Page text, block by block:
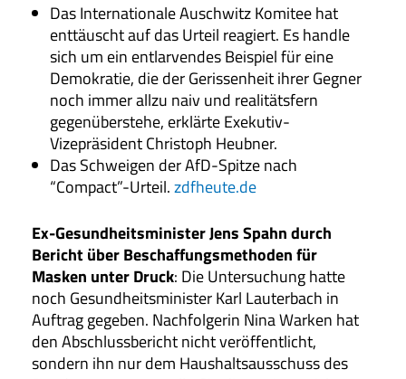
Das Internationale Auschwitz Komitee hat
enttäuscht auf das Urteil reagiert. Es handle
sich um ein entlarvendes Beispiel für eine
Demokratie, die der Gerissenheit ihrer Gegner
noch immer allzu naiv und realitätsfern
gegenüberstehe, erklärte Exekutiv-
Vizepräsident Christoph Heubner.
Das Schweigen der AfD-Spitze nach
“Compact”-Urteil.zdfheute.de
Ex-Gesundheitsminister Jens Spahn durch
Bericht über Beschaffungsmethoden für
Masken unter Druck: Die Untersuchung hatte
noch Gesundheitsminister Karl Lauterbach in
Auftrag gegeben. Nachfolgerin Nina Warken hat
den Abschlussbericht nicht veröffentlicht,
sondern ihn nur dem Haushaltsausschuss des